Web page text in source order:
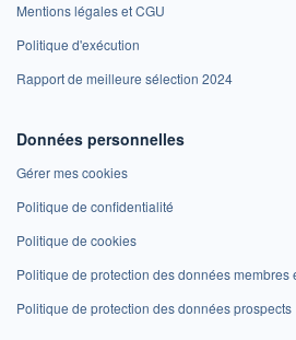
Mentions légales et CGU
Politique d'exécution
Rapport de meilleure sélection 2024
Données personnelles
Gérer mes cookies
Politique de confidentialité
Politique de cookies
Politique de protection des données membres
Politique de protection des données prospects